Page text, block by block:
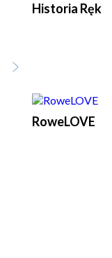
Historia Ręką
RoweLOVE